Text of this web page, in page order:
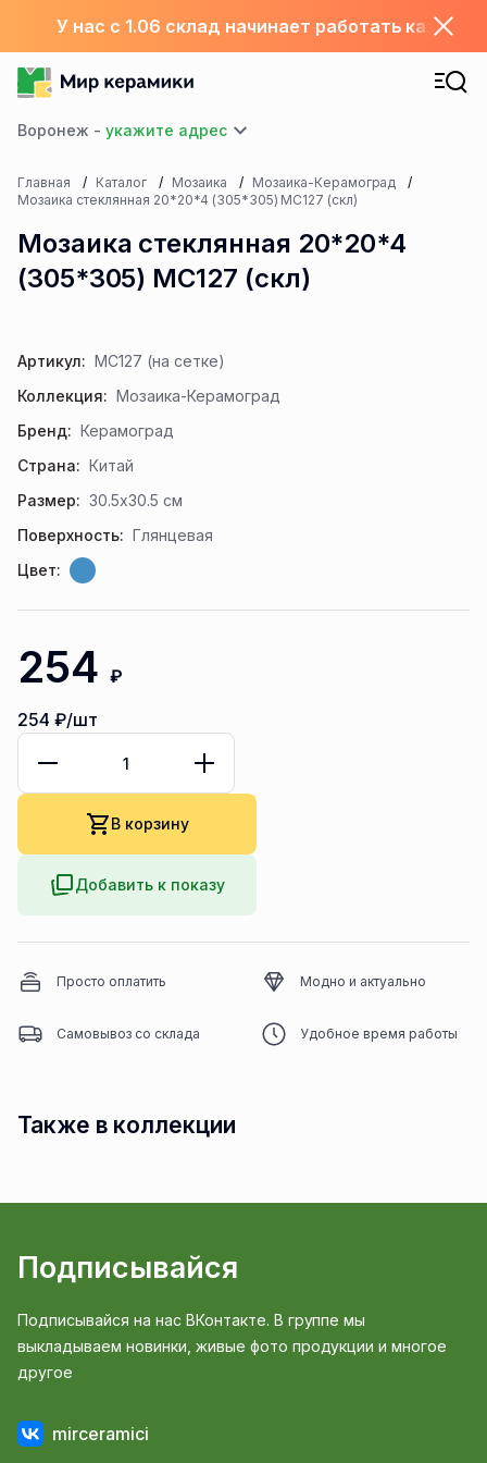
У нас с 1.06 склад начинает работать каждый
Воронеж -
Главная Каталог Мозаика
Мозаика-Керамоград
Мозаика стеклянная 20*20*4 (305*305) MC127 (скл)
Мозаика стеклянная 20*20*4
(305*305) MC127 (скл)
Артикул: MC127 (на сетке)
Коллекция: Мозаика-Керамоград
Бренд: Керамоград
Страна: Китай
Размер: 30.5x30.5 см
Поверхность: Глянцевая
Цвет:
254 ₽
254 ₽/шт
В корзину
Добавить к показу
Просто оплатить Модно и актуально
Самовывоз со склада Удобное время работы
Также в коллекции
Подписывайся
Подписывайся на нас ВКонтакте. В группе мы
выкладываем новинки, живые фото продукции и многое
другое
mirceramici